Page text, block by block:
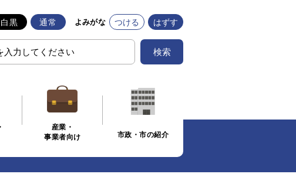
白黒 通常 よみがな つける はずす
検索
産業・
事業者向け
市政・市の紹介